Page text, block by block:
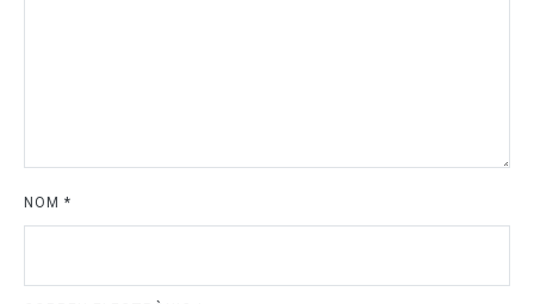
NOM *